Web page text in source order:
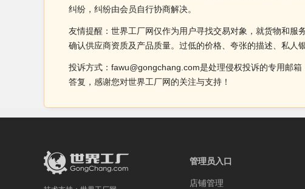
纠纷，纠纷由会员自行协商解决。
友情提醒：世界工厂网仅作为用户寻找交易对象，就货物和
确认供应商资质及产品质量。过低的价格、夸张的描述、私人
投诉方式：fawu@gongchang.com是处理侵权投诉的专用邮
答复，感谢您对世界工厂网的关注与支持！
管理员入口
店铺管理